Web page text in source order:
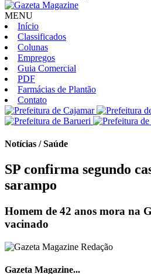
MENU
Início
Classificados
Colunas
Empregos
Guia Comercial
PDF
Farmácias de Plantão
Contato
Notícias / Saúde
SP confirma segundo
sarampo
Homem de 42 anos mora na
vacinado
Gazeta Magazine...